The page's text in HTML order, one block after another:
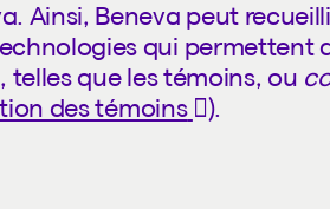
Ainsi, Beneva peut
qui permettent
telles que les témoins, ou
des témoins (Cet
).